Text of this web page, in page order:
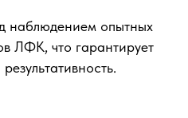
наблюдением опытных
ЛФК, что гарантирует